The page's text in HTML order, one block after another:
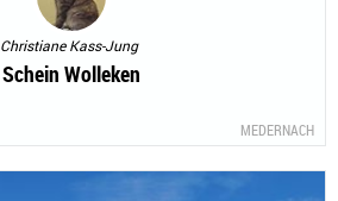
Christiane Kass-Jung
Schein Wolleken
MEDERNACH